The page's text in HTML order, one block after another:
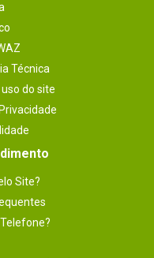
Técnica
do site
Site?